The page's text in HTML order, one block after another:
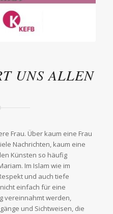
UNS ALLEN
Frau. Über kaum eine Frau
Nachrichten, kaum eine
Künsten so häufig
Im Islam wie im
und auch tiefe
einfach für eine
vereinnahmt werden,
und Sichtweisen, die